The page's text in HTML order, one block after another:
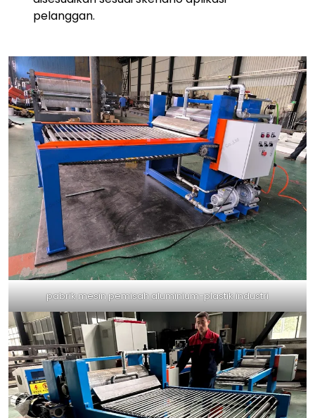
pelanggan.
pabrik mesin pemisah aluminium-plastik industri